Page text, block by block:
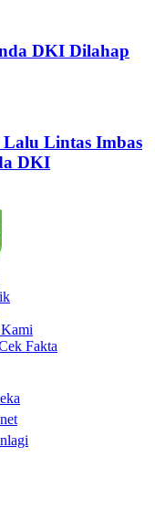
DKI Dilahap
Lalu Lintas Imbas
DKI
Fakta